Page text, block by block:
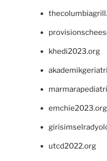
khedi2023.org
emchie2023.org
utcd2022.org